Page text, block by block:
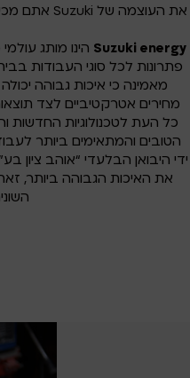
Suzuki energy הינו מותג
פתרונות לכל סוגי העבודות
מאמינה כי איכות גבוהה
מחירים אטרקטיביים לצד
כל העת לטכנולוגיות
הטובים והמתאימים ביותר
ידי היבואן הבלעדי “אוהב ציון
את האיכות הגבוהה ביותר,